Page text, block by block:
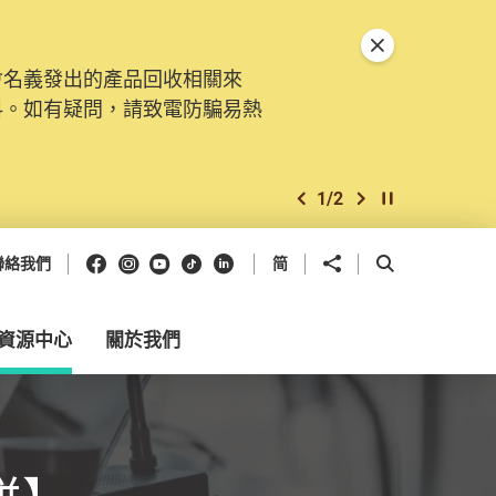
義發出的產品回收相關來
如有疑問，請致電防騙易熱
上一個
1/2 下一個開始/暫停幻燈
關閉特別通告
絡我們 Facebook
Instagram
Youtube
抖音領英 简 分享到 開啟搜尋框
源中心 關於我們